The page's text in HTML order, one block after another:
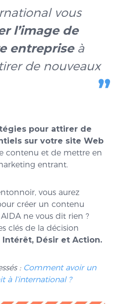
vous
l’image de
entrepriseà
de nouveaux
pour attirer de
sur votre site Web
contenu et de mettre en
entrant.
vous aurez
créer un contenu
ne vous dit rien ?
clés de la décision
Désir et Action.
: Comment avoir un
à l’international ?